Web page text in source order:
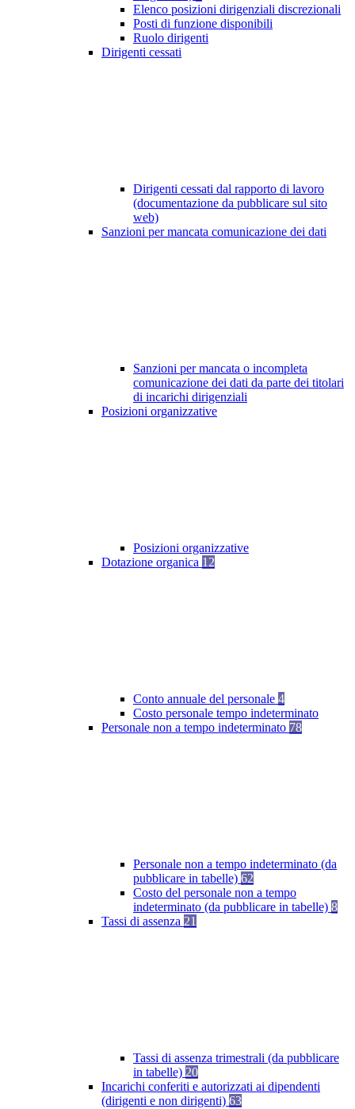
Elenco posizioni dirigenziali discrezionali
Posti di funzione disponibili
Ruolo dirigenti
Dirigenti cessati
Dirigenti cessati dal rapporto di lavoro
(documentazione da pubblicare sul sito
web)
Sanzioni per mancata comunicazione dei dati
Sanzioni per mancata o incompleta
comunicazione dei dati da parte dei titolari
di incarichi dirigenziali
Posizioni organizzative
Posizioni organizzative
Dotazione organica 12
Conto annuale del personale 4
Costo personale tempo indeterminato
Personale non a tempo indeterminato 78
Personale non a tempo indeterminato (da
pubblicare in tabelle) 62
Costo del personale non a tempo
indeterminato (da pubblicare in tabelle) 8
Tassi di assenza 21
Tassi di assenza trimestrali (da pubblicare
in tabelle) 20
Incarichi conferiti e autorizzati ai dipendenti
(dirigenti e non dirigenti) 63